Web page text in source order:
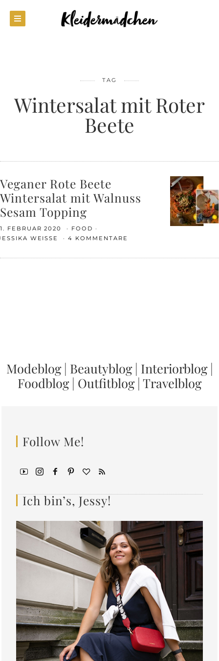
TAG
Wintersalat mit Roter
Beete
Veganer Rote Beete
Wintersalat mit Walnuss
Sesam Topping
1. FEBRUAR 2020
FOOD
WEISSE
4 KOMMENTARE
Modeblog| Beautyblog| Interiorblog|
Foodblog| Outfitblog| Travelblog
Follow Me!
Ich bin’s, Jessy!